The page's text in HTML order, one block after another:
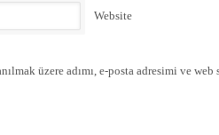
Website
üzere adımı, e-posta adresimi ve